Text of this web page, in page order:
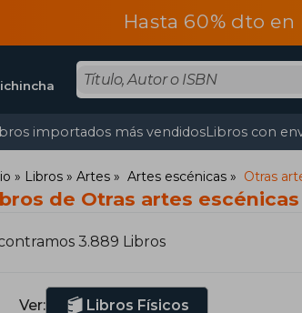
Hasta 60% dto
importados más vendidosLibros con
Libros Artes Artes escénicas Otras
de Otras artes escénicas
3.889 Libros
Ver: Libros Físicos